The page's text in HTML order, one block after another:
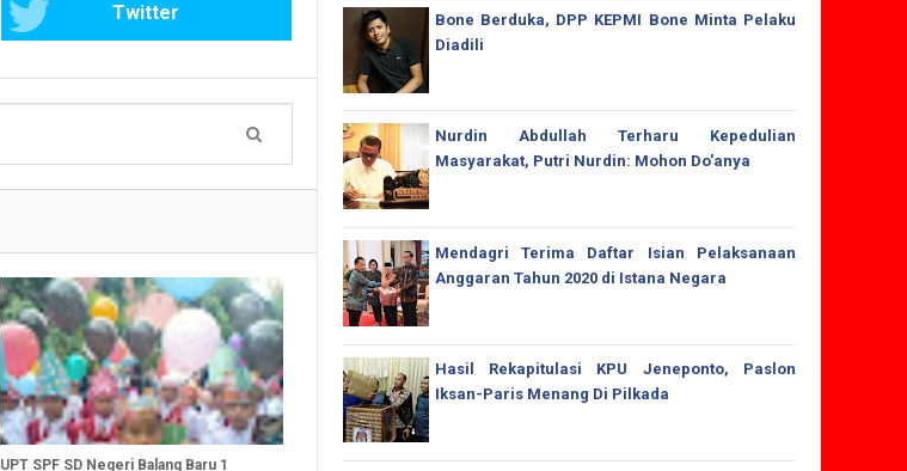
Twitter
UPT SPF SD Negeri Balang Baru 1
Bone Berduka, DPP KEPMI Bone Minta Pelaku
Diadili
Nurdin Abdullah Terharu Kepedulian
Masyarakat, Putri Nurdin: Mohon Do'anya
Mendagri Terima Daftar Isian Pelaksanaan
Anggaran Tahun 2020 di Istana Negara
Hasil Rekapitulasi KPU Jeneponto, Paslon
Iksan-Paris Menang Di Pilkada